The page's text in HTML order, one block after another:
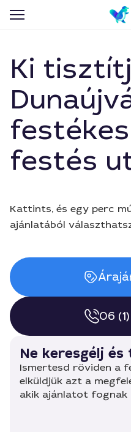
Ki
festés
Kattints, és egy perc
ajánlatából
06
Ne keresgélj
Ismertesd röviden a
elküldjük azt a
akik ajánlatot fognak